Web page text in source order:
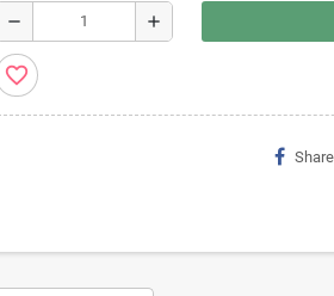
remove add
favorite_border
Share